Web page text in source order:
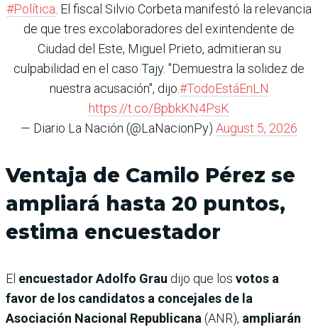
#Política . El fiscal Silvio Corbeta manifestó la relevancia
de que tres excolaboradores del exintendente de
Ciudad del Este, Miguel Prieto, admitieran su
culpabilidad en el caso Tajy. "Demuestra la solidez de
nuestra acusación", dijo.#TodoEstáEnLN
https://t.co/BpbkKN4PsK
— Diario La Nación (@LaNacionPy) August 5, 2026
Ventaja de Camilo Pérez se
ampliará hasta 20 puntos,
estima encuestador
El encuestador Adolfo Grau dijo que los votos a
favor de los candidatos a concejales de la
Asociación Nacional Republicana (ANR), ampliarán